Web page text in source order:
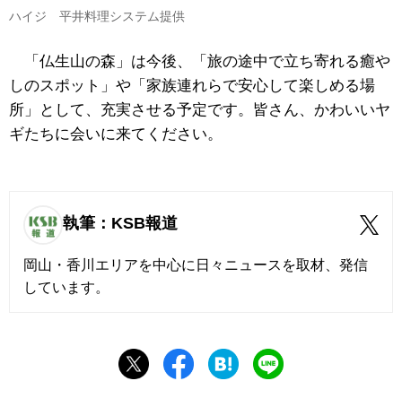
ハイジ 平井料理システム提供
「仏生山の森」は今後、「旅の途中で立ち寄れる癒や
しのスポット」や「家族連れらで安心して楽しめる場
所」として、充実させる予定です。皆さん、かわいいヤ
ギたちに会いに来てください。
執筆：KSB報道
岡山・香川エリアを中心に日々ニュースを取材、発信
しています。